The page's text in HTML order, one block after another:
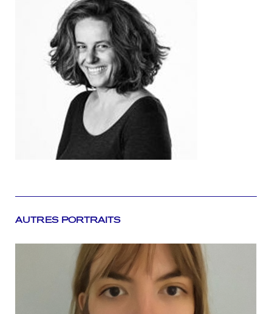
AUTRES PORTRAITS